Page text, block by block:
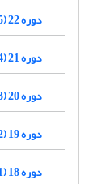
دوره 22 (1405)
دوره 21 (1404)
دوره 20 (1403)
دوره 19 (1402)
دوره 18 (1401)